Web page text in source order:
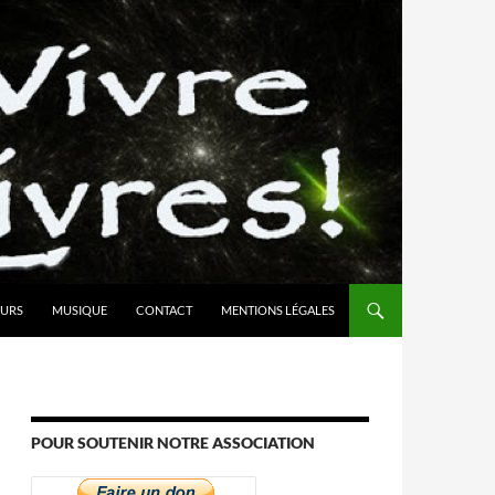
MUSIQUE CONTACT MENTIONS LÉGALES
POUR SOUTENIR NOTRE ASSOCIATION